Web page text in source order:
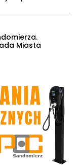
Miasta